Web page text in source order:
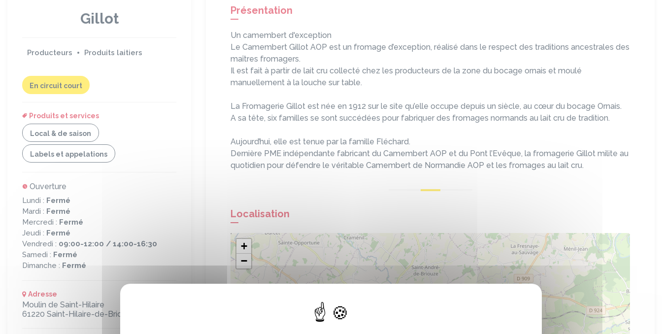
Gillot
Producteurs Produits laitiers
En circuit court
Produits et services
Local & de saison
Labels et appelations
Ouverture
Lundi : Fermé
Mardi : Fermé
Mercredi : Fermé
Jeudi : Fermé
Vendredi : 09:00-12:00 / 14:00-16:30
Samedi : Fermé
Dimanche : Fermé
Adresse
Moulin de Saint-Hilaire
61220 Saint-Hilaire-de-Briouze
Présentation
Un camembert d'exception
Le Camembert Gillot AOP est un fromage d’exception, réalisé dans le respect des traditions ancestrales des
maîtres fromagers.
Il est fait à partir de lait cru collecté chez les producteurs de la zone du bocage ornais et moulé
manuellement à la louche sur table.
La Fromagerie Gillot est née en 1912 sur le site qu’elle occupe depuis un siècle, au cœur du bocage Ornais.
A sa tête, six familles se sont succédées pour fabriquer des fromages normands au lait cru de tradition.
Aujourd’hui, elle est tenue par la famille Fléchard.
Dernière PME indépendante fabricant du Camembert AOP et du Pont l’Evêque, la fromagerie Gillot milite au
quotidien pour défendre le véritable Camembert de Normandie AOP et les fromages au lait cru.
Localisation
+
−